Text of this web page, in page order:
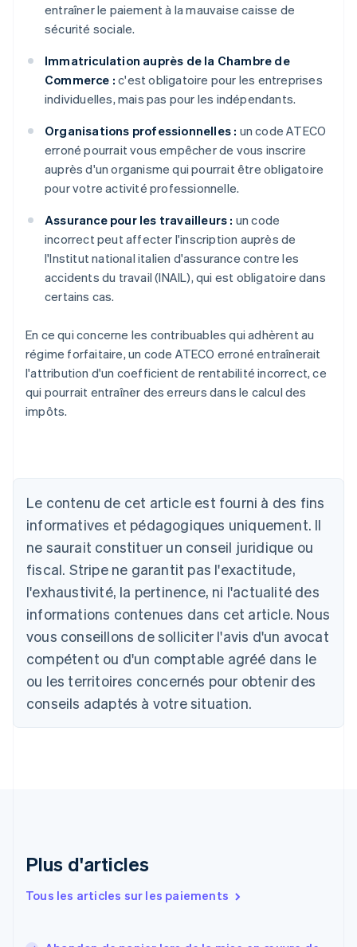
entraîner le paiement à la mauvaise caisse de
sécurité sociale.
Immatriculation auprès de la Chambre de
Commerce : c'est obligatoire pour les entreprises
individuelles, mais pas pour les indépendants.
Organisations professionnelles : un code ATECO
erroné pourrait vous empêcher de vous inscrire
auprès d'un organisme qui pourrait être obligatoire
pour votre activité professionnelle.
Assurance pour les travailleurs : un code
incorrect peut affecter l'inscription auprès de
l'Institut national italien d'assurance contre les
accidents du travail (INAIL), qui est obligatoire dans
certains cas.
En ce qui concerne les contribuables qui adhèrent au
régime forfaitaire, un code ATECO erroné entraînerait
l'attribution d'un coefficient de rentabilité incorrect, ce
qui pourrait entraîner des erreurs dans le calcul des
impôts.
Le contenu de cet article est fourni à des fins
informatives et pédagogiques uniquement. Il
ne saurait constituer un conseil juridique ou
fiscal. Stripe ne garantit pas l'exactitude,
l'exhaustivité, la pertinence, ni l'actualité des
informations contenues dans cet article. Nous
vous conseillons de solliciter l'avis d'un avocat
compétent ou d'un comptable agréé dans le
ou les territoires concernés pour obtenir des
conseils adaptés à votre situation.
Plus d'articles
Tous les articles sur les paiements
DeutschEnglish
Australie
English
Autriche
DeutschEnglish
NederlandsFrançaisDeutschEnglish
Brésil
Português
Bulgarie
English
Canada
English
Chine continentale
简体中文English
Español English
English